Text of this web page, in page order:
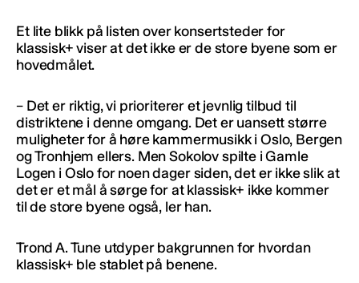
Et lite blikk på listen over konsertsteder for
klassisk+ viser at det ikke er de store byene som er
hovedmålet.
– Det er riktig, vi prioriterer et jevnlig tilbud til
distriktene i denne omgang. Det er uansett større
muligheter for å høre kammermusikk i Oslo, Bergen
og Tronhjem ellers. Men Sokolov spilte i Gamle
Logen i Oslo for noen dager siden, det er ikke slik at
det er et mål å sørge for at klassisk+ ikke kommer
til de store byene også, ler han.
Trond A. Tune utdyper bakgrunnen for hvordan
klassisk+ ble stablet på benene.